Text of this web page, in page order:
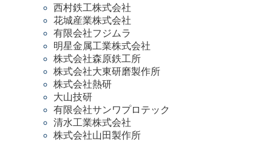
西村鉄工株式会社
花城産業株式会社
有限会社フジムラ
明星金属工業株式会社
株式会社森原鉄工所
株式会社大東研磨製作所
株式会社熱研
大山技研
有限会社サンワプロテック
清水工業株式会社
株式会社山田製作所